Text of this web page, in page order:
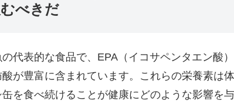
べきだ
代表的な食品で、EPA（イコサペンタエン酸
酸が豊富に含まれています。これらの栄養素は
を食べ続けることが健康にどのような影響を